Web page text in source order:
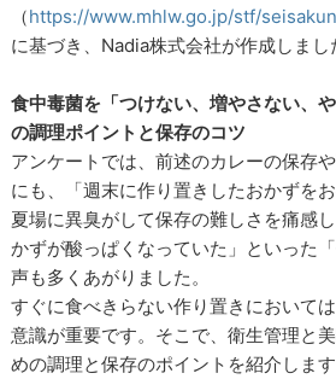
（https://www.mhlw.go.jp/stf/
に基づき、Nadia株式会社が作成しまし
食中毒菌を「つけない、増やさない、や
の調理ポイントと保存のコツ
アンケートでは、前述のカレーの保存
にも、「週末に作り置きしたおかずを
夏場に異臭がして保存の難しさを痛感
かずが酸っぱくなっていた」といった
声も多くあがりました。
すぐに食べきらない作り置きにおいて
意識が重要です。そこで、衛生管理と
めの調理と保存のポイントを紹介します